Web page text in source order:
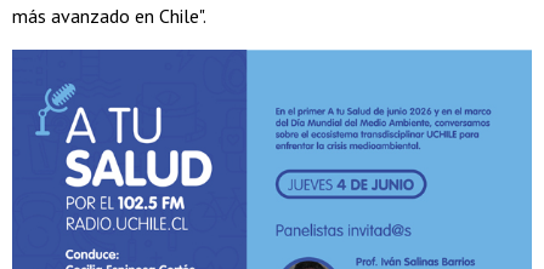
más avanzado en Chile".